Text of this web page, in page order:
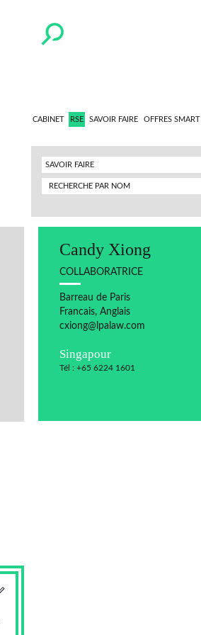
CABINET RSE SAVOIR FAIRE OFFRES SMART
SAVOIR FAIRE
Candy Xiong
COLLABORATRICE
Barreau de Paris
Francais, Anglais
cxiong@lpalaw.com
Singapour
Tél : +65 6224 1601